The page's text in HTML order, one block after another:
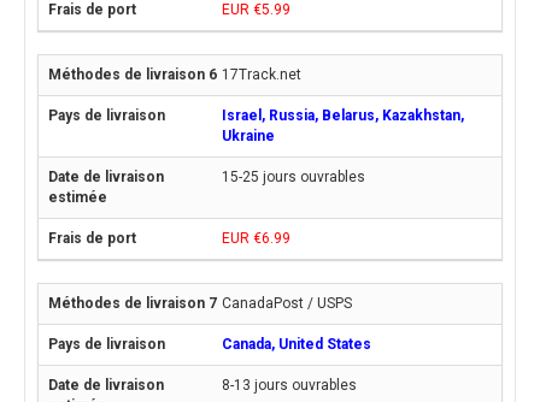
EUR €5.99
17Track.net
Israel, Russia, Belarus, Kazakhstan,
Ukraine
15-25 jours ouvrables
EUR €6.99
CanadaPost / USPS
Canada, United States
8-13 jours ouvrables